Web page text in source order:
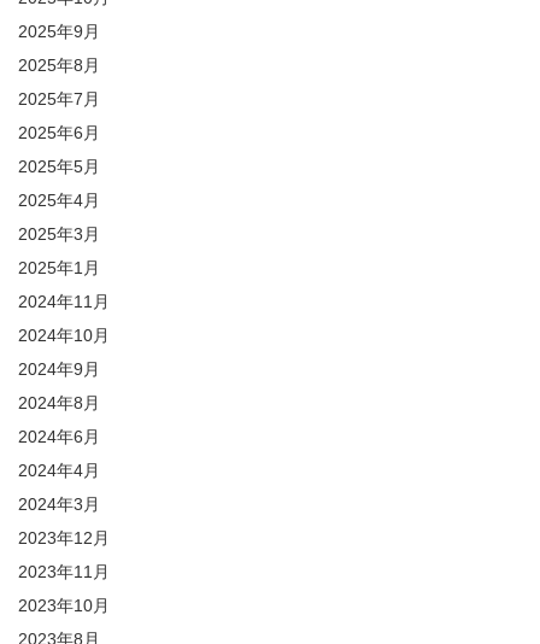
2025年9月
2025年8月
2025年7月
2025年6月
2025年5月
2025年4月
2025年3月
2025年1月
2024年11月
2024年10月
2024年9月
2024年8月
2024年6月
2024年4月
2024年3月
2023年12月
2023年11月
2023年10月
2023年8月